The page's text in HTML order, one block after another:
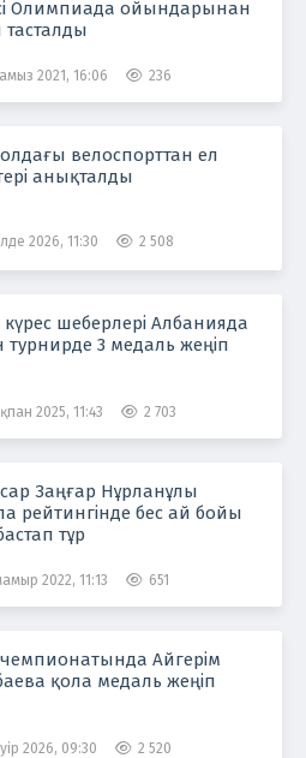
Олимпиада ойындарынан
2021, 16:06 236
велоспорттан ел
анықталды
2026, 11:30 2 508
күрес шеберлері Албанияда
турнирде 3 медаль жеңіп
2025, 11:43 2 703
Заңғар Нұрланұлы
рейтингінде бес ай бойы
тұр
2022, 11:13 651
Айгерім
қола медаль жеңіп
2026, 09:30 2 520